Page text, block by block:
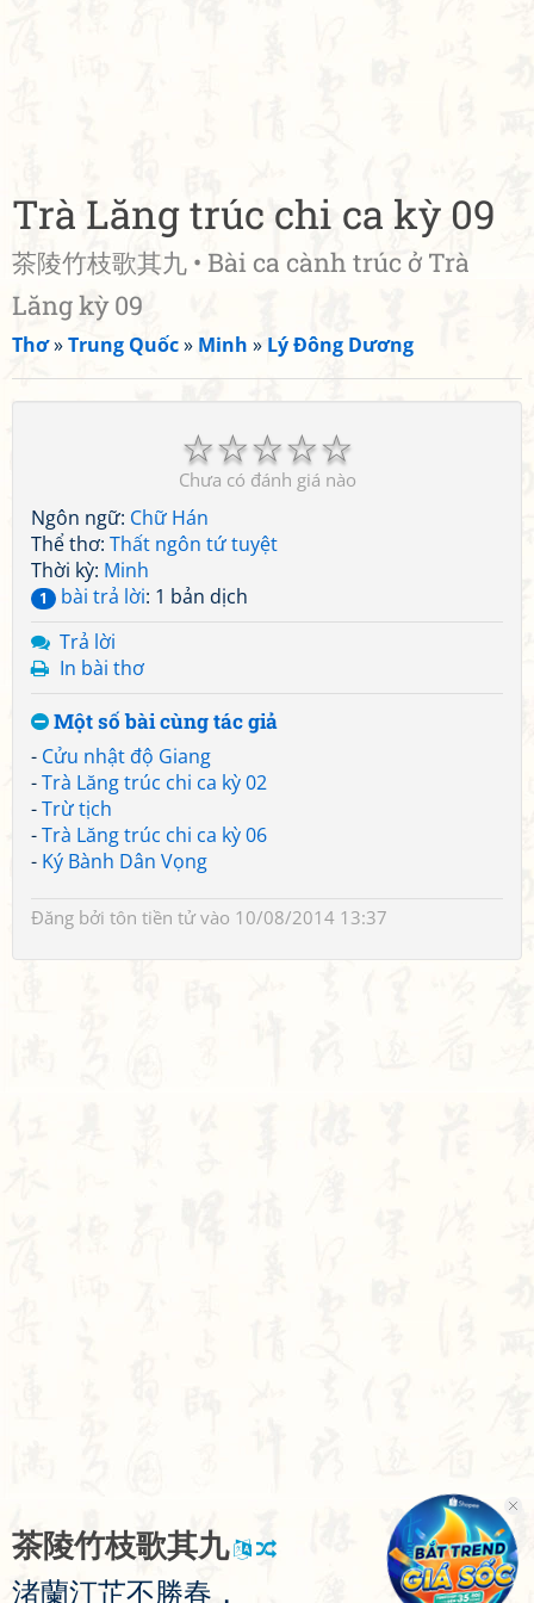
Trà Lăng trúc chi ca kỳ 09
茶陵竹枝歌其九 • Bài ca cành trúc ở Trà
Lăng kỳ 09
Thơ»Trung Quốc» Minh » Lý Đông Dương
☆
☆
☆
☆
☆
Chưa có đánh giá nào
Ngôn ngữ: Chữ Hán
Thể thơ: Thất ngôn tứ tuyệt
Thời kỳ: Minh
1 bài trả lời: 1 bản dịch
Trả lời
In bài thơ
Một số bài cùng tác giả
- Cửu nhật độ Giang
-Trà Lăng trúc chi ca kỳ 02
-Trừ tịch
-Trà Lăng trúc chi ca kỳ 06
- Ký Bành Dân Vọng
Đăng bởi tôn tiền tửvào 10/08/2014 13:37
茶陵竹枝歌其九
渚蘭汀芷不勝春 ，